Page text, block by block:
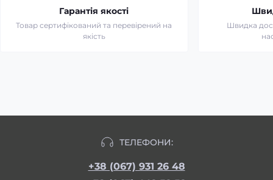
Гарантія якості
Товар сертифікований та перевірений на
якість
Швидка
ТЕЛЕФОНИ:
+38 (067) 931 26 48